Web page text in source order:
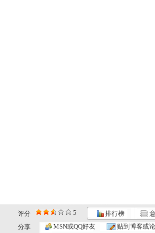
评分 5 排行榜
分享
MSN或QQ好友 贴到博客或